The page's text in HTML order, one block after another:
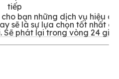
tiếp
bạn những dịch vụ hiệu
sẽ là sự lựa chọn tốt nhất
Sẽ phát lại trong vòng 24